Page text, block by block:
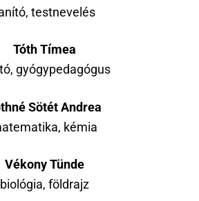
testnevelés
Tóth Tímea
gyógypedagógus
Sötét Andrea
kémia
Vékony Tünde
biológia, földrajz